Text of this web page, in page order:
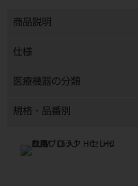
商品説明
仕様
医療機器の分類
規格・品番別